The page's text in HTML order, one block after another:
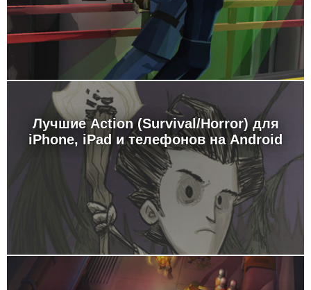
Лучшие Action (Survival/Horror) для
iPhone, iPad и телефонов на Android